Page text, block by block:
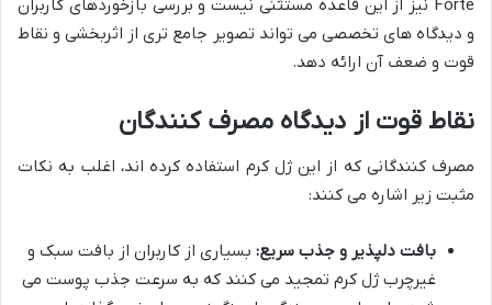
Forte نیز از این قاعده مستثنی نیست و بررسی بازخوردهای کاربران
و دیدگاه های تخصصی می تواند تصویر جامع تری از اثربخشی و نقاط
قوت و ضعف آن ارائه دهد.
نقاط قوت از دیدگاه مصرف کنندگان
مصرف کنندگانی که از این ژل کرم استفاده کرده اند، اغلب به نکات
مثبت زیر اشاره می کنند:
بافت دلپذیر و جذب سریع: بسیاری از کاربران از بافت سبک و
غیرچرب ژل کرم تمجید می کنند که به سرعت جذب پوست می